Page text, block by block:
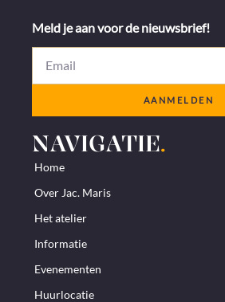
Meld je aan voor de nieuwsbrief!
AANMELDEN
NAVIGATIE.
Home
Over Jac. Maris
Het atelier
Informatie
Evenementen
Huurlocatie